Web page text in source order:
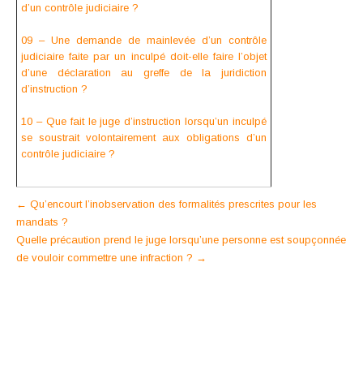
d’un contrôle judiciaire ?
09 – Une demande de mainlevée d’un contrôle
judiciaire faite par un inculpé doit-elle faire l’objet
d’une déclaration au greffe de la juridiction
d’instruction ?
10 – Que fait le juge d’instruction lorsqu’un inculpé
se soustrait volontairement aux obligations d’un
contrôle judiciaire ?
Post
navigation
← Qu’encourt l’inobservation des formalités prescrites pour les
mandats ?
Quelle précaution prend le juge lorsqu’une personne est soupçonnée
de vouloir commettre une infraction ? →